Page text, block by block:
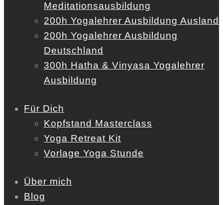
Meditationsausbildung
200h Yogalehrer Ausbildung Ausland
200h Yogalehrer Ausbildung
Deutschland
300h Hatha & Vinyasa Yogalehrer
Ausbildung
Für Dich
Kopfstand Masterclass
Yoga Retreat Kit
Vorlage Yoga Stunde
Über mich
Blog